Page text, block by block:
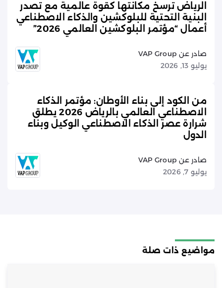
الرياض ترسخ مكانتها كقوة عالمية مع تصدر
البنية التحتية للبلوكشين والذكاء الاصطناعي
أعمال “مؤتمر البلوكشين العالمي 2026”
صادر عن VAP Group
يوليو 13, 2026
من الكود إلى بناء الأوطان: مؤتمر الذكاء
الاصطناعي العالمي بالرياض 2026 يطلق
شرارة عصر الذكاء الاصطناعي الوكيل وبناء
الدول
صادر عن VAP Group
يوليو 7, 2026
مواضيع ذات صلة